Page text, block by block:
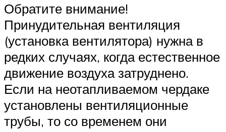
Обратите внимание!
Принудительная вентиляция
(установка вентилятора) нужна в
редких случаях, когда естественное
движение воздуха затруднено.
Если на неотапливаемом чердаке
установлены вентиляционные
трубы, то со временем они